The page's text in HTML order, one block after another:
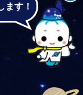
ます！